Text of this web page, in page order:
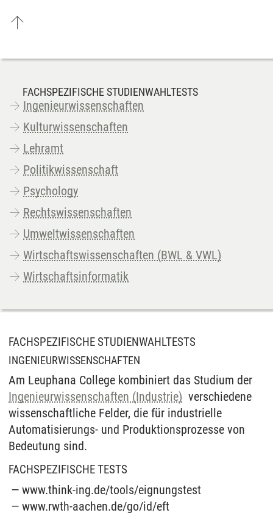
FACHSPEZIFISCHE STUDIENWAHLTESTS
Ingenieurwissenschaften
Kulturwissenschaften
Lehramt
Politikwissenschaft
Psychology
Rechtswissenschaften
Umweltwissenschaften
Wirtschaftswissenschaften (BWL & VWL)
Wirtschaftsinformatik
FACHSPEZIFISCHE STUDIENWAHLTESTS
INGENIEURWISSENSCHAFTEN
Am Leuphana College kombiniert das Studium der
Ingenieurwissenschaften (Industrie) verschiedene
wissenschaftliche Felder, die für industrielle
Automatisierungs- und Produktionsprozesse von
Bedeutung sind.
FACHSPEZIFISCHE TESTS
www.think-ing.de/tools/eignungstest
www.rwth-aachen.de/go/id/eft